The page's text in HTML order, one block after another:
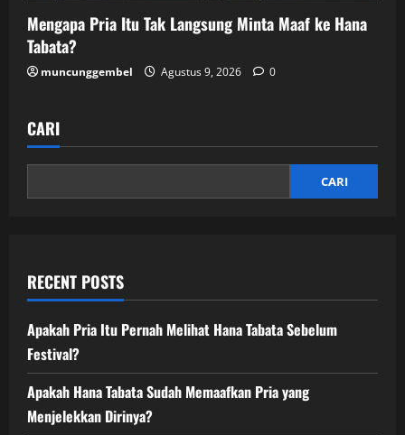
Mengapa Pria Itu Tak Langsung Minta Maaf ke Hana
Tabata?
muncunggembel Agustus 9, 2026 0
CARI
CARI
RECENT POSTS
Apakah Pria Itu Pernah Melihat Hana Tabata Sebelum
Festival?
Apakah Hana Tabata Sudah Memaafkan Pria yang
Menjelekkan Dirinya?